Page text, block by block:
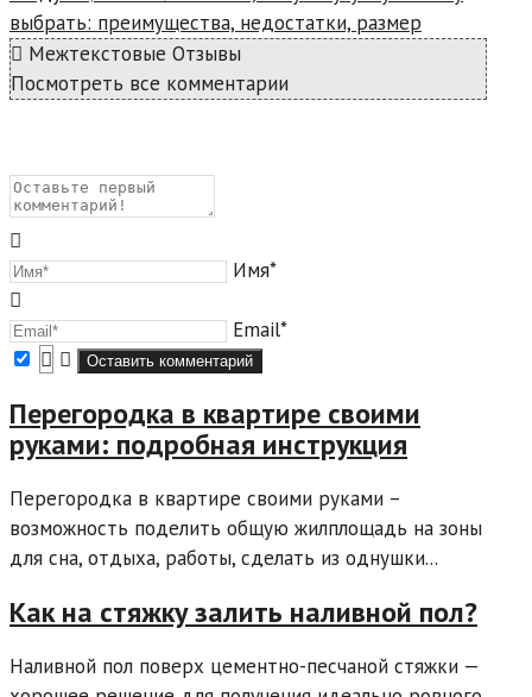
выбрать: преимущества, недостатки, размер
Межтекстовые Отзывы
Посмотреть все комментарии
Имя*
Email*
Перегородка в квартире своими
руками: подробная инструкция
Перегородка в квартире своими руками –
возможность поделить общую жилплощадь на зоны
для сна, отдыха, работы, сделать из однушки...
Как на стяжку залить наливной пол?
Наливной пол поверх цементно-песчаной стяжки —